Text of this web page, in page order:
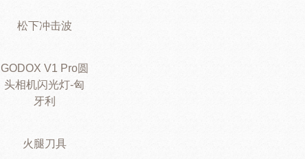
松下冲击波
GODOX V1 Pro圆
头相机闪光灯-匈
牙利
火腿刀具